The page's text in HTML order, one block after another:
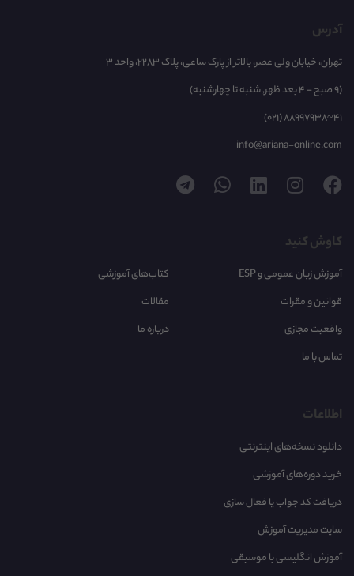
آدرس
تهران، خیابان ولی عصر، بالاتر از پارک ساعی، پلاک 2283، واحد 3
(9 صبح - 4 بعد ظهر, شنبه تا چهارشنبه)
(021) 88997938~41
info@ariana-online.com
کاوش کنید
آموزش زبان عمومی و ESP
کتاب‌های آموزشی
قوانین و مقرات
مقالات
واقعیت مجازی
درباره ما
تماس با ما
اطلاعات
دانلود نسخه‌های اینترنتی
خرید دوره‌های آموزشی
دریافت کد جواب یا فعال سازی
سایت مدیریت آموزش
آموزش انگلیسی با موسیقی‌